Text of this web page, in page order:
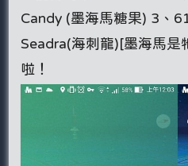
Candy (墨海馬糖果) 3、
Seadra(海刺龍)[墨海馬是
啦！